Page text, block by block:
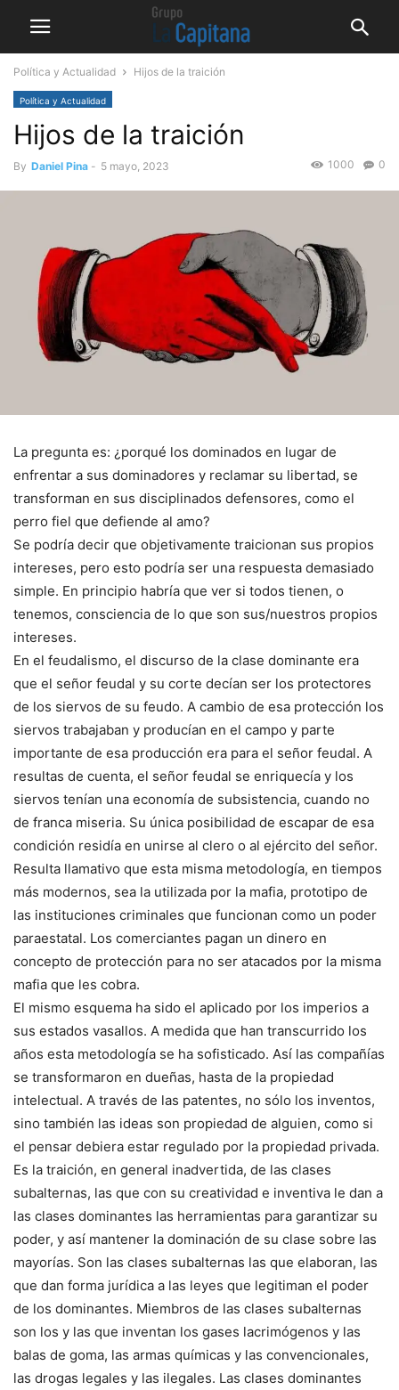
Política y Actualidad Hijos de la traición
Política y Actualidad
Hijos de la traición
By Daniel Pina - 5 mayo, 2023 0
1000
La pregunta es: ¿porqué los dominados en lugar de
enfrentar a sus dominadores y reclamar su libertad, se
transforman en sus disciplinados defensores, como el
perro fiel que defiende al amo?
Se podría decir que objetivamente traicionan sus propios
intereses, pero esto podría ser una respuesta demasiado
simple. En principio habría que ver si todos tienen, o
tenemos, consciencia de lo que son sus/nuestros propios
intereses.
En el feudalismo, el discurso de la clase dominante era
que el señor feudal y su corte decían ser los protectores
de los siervos de su feudo. A cambio de esa protección los
siervos trabajaban y producían en el campo y parte
importante de esa producción era para el señor feudal. A
resultas de cuenta, el señor feudal se enriquecía y los
siervos tenían una economía de subsistencia, cuando no
de franca miseria. Su única posibilidad de escapar de esa
condición residía en unirse al clero o al ejército del señor.
Resulta llamativo que esta misma metodología, en tiempos
más modernos, sea la utilizada por la mafia, prototipo de
las instituciones criminales que funcionan como un poder
paraestatal. Los comerciantes pagan un dinero en
concepto de protección para no ser atacados por la misma
mafia que les cobra.
El mismo esquema ha sido el aplicado por los imperios a
sus estados vasallos. A medida que han transcurrido los
años esta metodología se ha sofisticado. Así las compañías
se transformaron en dueñas, hasta de la propiedad
intelectual. A través de las patentes, no sólo los inventos,
sino también las ideas son propiedad de alguien, como si
el pensar debiera estar regulado por la propiedad privada.
Es la traición, en general inadvertida, de las clases
subalternas, las que con su creatividad e inventiva le dan a
las clases dominantes las herramientas para garantizar su
poder, y así mantener la dominación de su clase sobre las
mayorías. Son las clases subalternas las que elaboran, las
que dan forma jurídica a las leyes que legitiman el poder
de los dominantes. Miembros de las clases subalternas
son los y las que inventan los gases lacrimógenos y las
balas de goma, las armas químicas y las convencionales,
las drogas legales y las ilegales. Las clases dominantes